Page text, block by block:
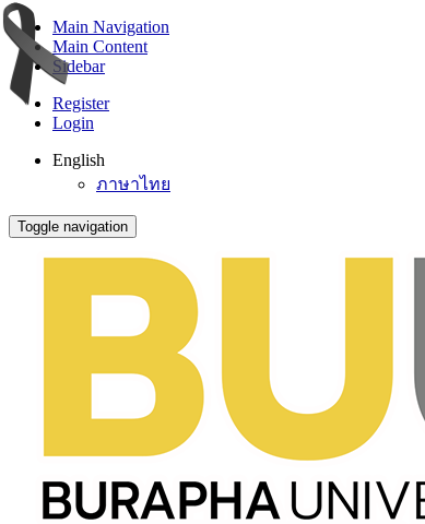
Main Navigation
Main Content
Sidebar
Register
Login
English
ภาษาไทย
Toggle navigation